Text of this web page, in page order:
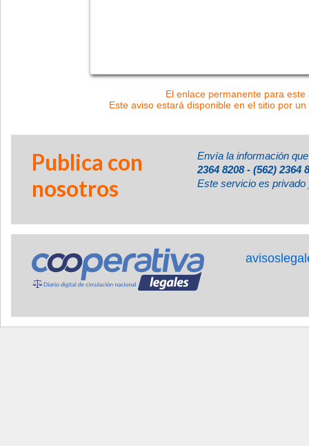
El enlace permanente para
Este aviso estará disponible en el sitio por
Publica con
nosotros
Envía la información
2364 8208 - (562) 2364
Este servicio es privado